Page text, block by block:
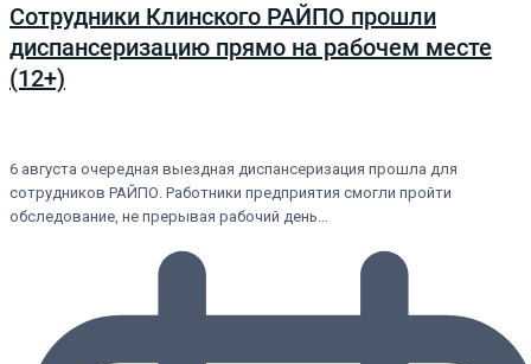
Сотрудники Клинского РАЙПО прошли
диспансеризацию прямо на рабочем месте
(12+)
6 августа очередная выездная диспансеризация прошла для
сотрудников РАЙПО. Работники предприятия смогли пройти
обследование, не прерывая рабочий день…